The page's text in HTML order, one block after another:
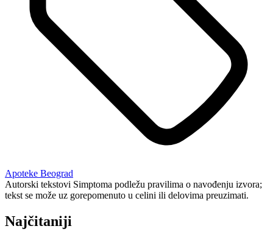
Apoteke Beograd
Autorski tekstovi Simptoma podležu pravilima o navođenju izvora;
tekst se može uz gorepomenuto u celini ili delovima preuzimati.
Najčitaniji